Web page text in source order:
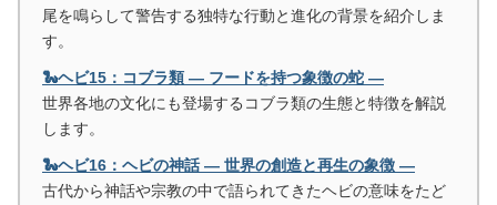
尾を鳴らして警告する独特な行動と進化の背景を紹介しま
す。
🐍ヘビ15：コブラ類 ― フードを持つ象徴の蛇 ―
世界各地の文化にも登場するコブラ類の生態と特徴を解説
します。
🐍ヘビ16：ヘビの神話 ― 世界の創造と再生の象徴 ―
古代から神話や宗教の中で語られてきたヘビの意味をたど